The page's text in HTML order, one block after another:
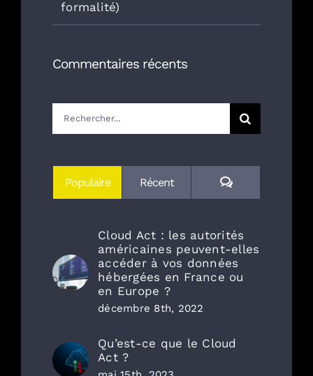
formalité)
Commentaires récents
Rechercher:
Populaire Récent Commentaires
Cloud Act : les autorités
américaines peuvent-elles
accéder à vos données
hébergées en France ou
en Europe ?
décembre 8th, 2022
Qu’est-ce que le Cloud
Act ?